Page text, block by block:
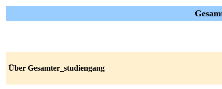
Über Gesamter_studiengang